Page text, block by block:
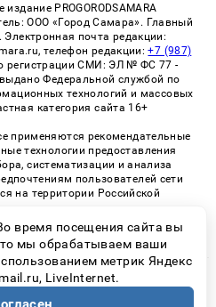
PROGORODSAMARA
ООО «Город Самара». Главный
почта редакции:
телефон редакции:+7 (987)
регистрации СМИ: ЭЛ № ФС 77 -
Федеральной службой по
технологий и массовых
категория сайта 16+
применяются рекомендательные
технологии предоставления
систематизации и анализа
пользователей сети
на территории Российской
рекомендательных
обменной сети
«СМИ2» (PDF)
| Все права защищены
сайта 16+
время посещения сайта вы
мы обрабатываем ваши
метрик Яндекс
LiveInternet.